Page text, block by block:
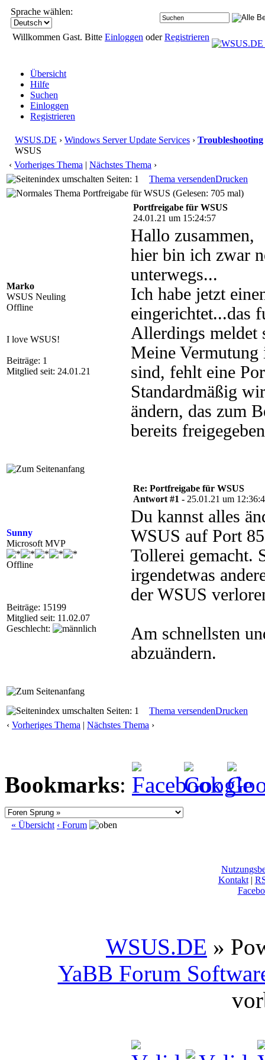
Sprache wählen:
Willkommen Gast. Bitte Einloggen oderRegistrieren
Übersicht
Hilfe
Suchen
Einloggen
Registrieren
WSUS.DE › Windows Server Update Services › Troubleshooting
WSUS
‹ Vorheriges Thema | Nächstes Thema ›
Seiten: 1
Thema versendenDrucken
Portfreigabe für WSUS (Gelesen: 705 mal)
Marko
WSUS Neuling
Offline
I love WSUS!
Beiträge: 1
Mitglied seit: 24.01.21
Portfreigabe für WSUS
24.01.21 um 15:24:57
Hallo zusammen,
hier bin ich zwar
unterwegs...
Ich habe jetzt
eingerichtet...das
Allerdings meldet
Meine
sind, fehlt eine
Standardmäßig
ändern, das zum
bereits
Sunny
Microsoft MVP
Offline
Beiträge: 15199
Mitglied seit: 11.02.07
Geschlecht:
Re: Portfreigabe für WSUS
Antwort #1 - 25.01.21 um
Du kannst alles
WSUS auf Port
Tollerei gemacht.
irgendetwas
der WSUS
Am schnellsten
abzuändern.
Seiten: 1 Thema versendenDrucken
‹ Vorheriges Thema | Nächstes Thema ›
Bookmarks:
« Übersicht ‹ Forum
Kontakt|
WSUS.DE »
YaBB Forum